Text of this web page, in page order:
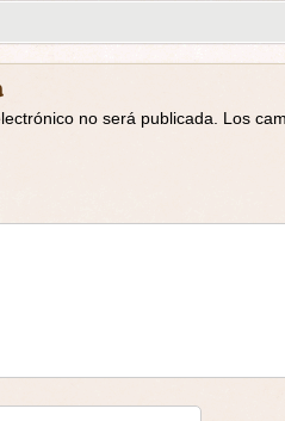
no será publicada.
Los